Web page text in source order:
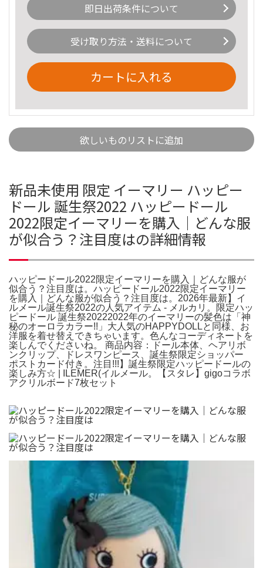
即日出荷条件について
受け取り方法・送料について
カートに入れる
欲しいものリストに追加
新品未使用 限定 イーマリー ハッピー
ドール 誕生祭2022 ハッピードール
2022限定イーマリーを購入｜どんな服
が似合う？注目度はの詳細情報
ハッピードール2022限定イーマリーを購入｜どんな服が
似合う？注目度は。ハッピードール2022限定イーマリー
を購入｜どんな服が似合う？注目度は。2026年最新】イ
ルメール誕生祭2022の人気アイテム - メルカリ。限定ハッ
ピードール 誕生祭20222022年のイーマリーの髪色は「神
秘のオーロラカラー!!」大人気のHAPPYDOLLと同様、お
洋服を着せ替えできちゃいます。色んなコーディネートを
楽しんでくださいね。 商品内容：ドール本体、ヘアリボ
ンクリップ、ドレスワンピース、誕生祭限定ショッパー
ポストカード付き。注目!!!】誕生祭限定ハッピードールの
楽しみ方☆ | ILEMER(イルメール。【スタレ】gigoコラボ
アクリルボード7枚セット